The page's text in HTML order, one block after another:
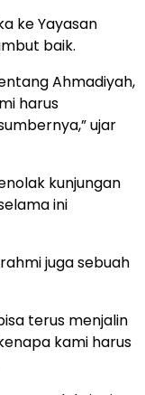
ke Yayasan
baik.
Ahmadiyah,
harus
ujar
kunjungan
ini
juga sebuah
terus menjalin
kami harus